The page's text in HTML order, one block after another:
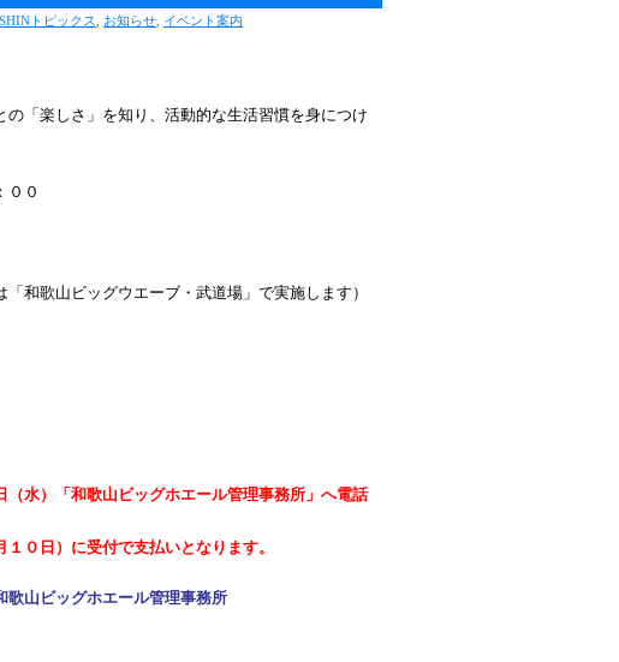
トピックス お知らせ イベント案内
「楽しさ」を知り、活動的な生活習慣を身につけ
００
歌山ビッグウエーブ・武道場」で実施します）
水）「和歌山ビッグホエール管理事務所」へ電話
受付で支払いとなります。
山ビッグホエール管理事務所